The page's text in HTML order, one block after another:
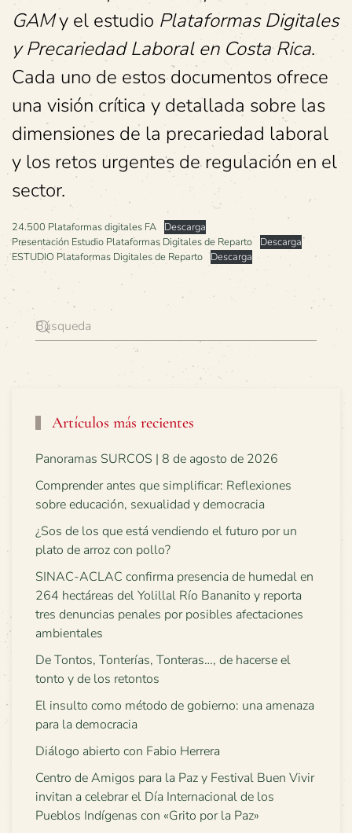
GAMy el estudio Plataformas Digitales
y Precariedad Laboral en Costa Rica.
Cada uno de estos documentos ofrece
una visión crítica y detallada sobre las
dimensiones de la precariedad laboral
y los retos urgentes de regulación en el
sector.
24.500 Plataformas digitales FA
Descarga
Presentación Estudio Plataformas Digitales de Reparto
Descarga
ESTUDIO Plataformas Digitales de Reparto
Descarga
Artículos más recientes
Panoramas SURCOS | 8 de agosto de 2026
Comprender antes que simplificar: Reflexiones
sobre educación, sexualidad y democracia
¿Sos de los que está vendiendo el futuro por un
plato de arroz con pollo?
SINAC-ACLAC confirma presencia de humedal en
264 hectáreas del Yolillal Río Bananito y reporta
tres denuncias penales por posibles afectaciones
ambientales
De Tontos, Tonterías, Tonteras…, de hacerse el
tonto y de los retontos
El insulto como método de gobierno: una amenaza
para la democracia
Diálogo abierto con Fabio Herrera
Centro de Amigos para la Paz y Festival Buen Vivir
invitan a celebrar el Día Internacional de los
Pueblos Indígenas con «Grito por la Paz»